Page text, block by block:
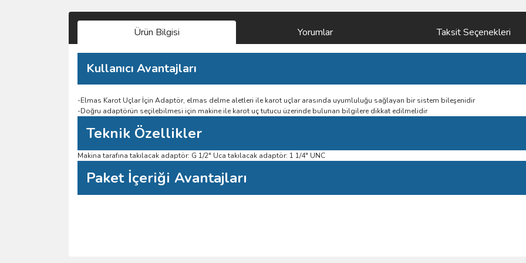
Ürün Bilgisi Yorumlar Taksit Seçenekleri
Kullanıcı Avantajları
-Elmas Karot Uçlar İçin Adaptör, elmas delme aletleri ile karot uçlar arasında uyumluluğu sağlayan bir sistem bileşenidir
-Doğru adaptörün seçilebilmesi için makine ile karot uç tutucu üzerinde bulunan bilgilere dikkat edilmelidir
Teknik Özellikler
Makina tarafına takılacak adaptör: G 1/2" Uca takılacak adaptör: 1 1/4" UNC
Paket İçeriği Avantajları